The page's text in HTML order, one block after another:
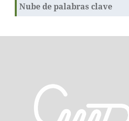
Nube de palabras clave